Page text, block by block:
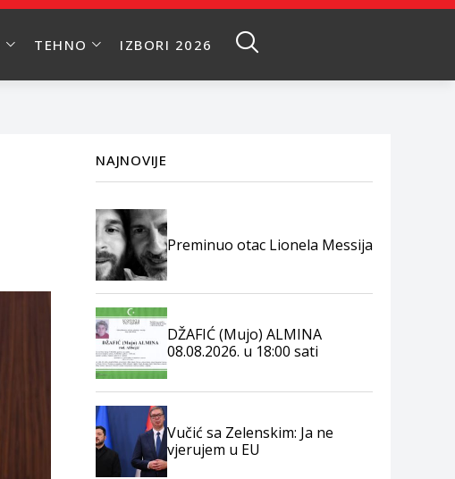
TEHNO IZBORI 2026
NAJNOVIJE
Preminuo otac Lionela Messija
DŽAFIĆ (Mujo) ALMINA
08.08.2026. u 18:00 sati
Vučić sa Zelenskim: Ja ne
vjerujem u EU